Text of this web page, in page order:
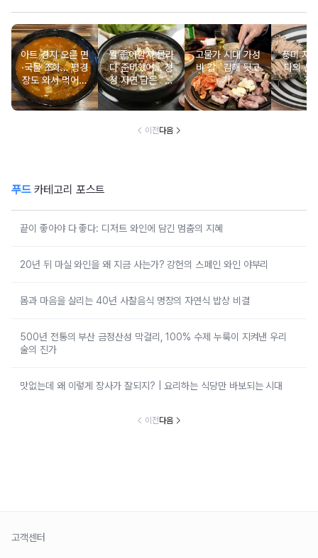
아트 경지 오른 면
·국물 조화… 평경
장도 와서 먹어봐
라 [웃기는 짬뽕]
뭘 좋아할지 몰라
다 준비했어… 청
정 자연 담은 `제
주 특산물`
고물가 시대 가성
비 갑 `김해 뒷고
기`
풍미 자
다의 산
전
이전다음
푸드카테고리 포스트
끝이 좋아야 다 좋다: 디저트 와인에 담긴 멈춤의 지혜
20년 뒤 마실 와인을 왜 지금 사는가? 강헌의 스페인 와인 야부리
몸과 마음을 살리는 40년 사찰음식 명장의 자연식 밥상 비결
500년 전통의 부산 금정산성 막걸리, 100% 수제 누룩이 지켜낸 우리
술의 진가
맛없는데 왜 이렇게 장사가 잘되지? | 요리하는 식당만 바보되는 시대
이전다음
고객센터